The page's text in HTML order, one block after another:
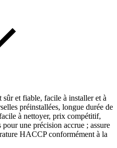
sûr et fiable, facile à installer et à
préinstallées, longue durée de
à nettoyer, prix compétitif,
une précision accrue ; assure
HACCP conformément à la